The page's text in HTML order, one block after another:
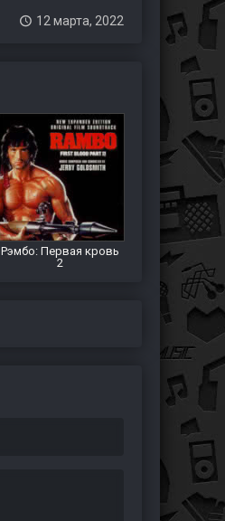
12 марта, 2022
Рэмбо: Первая кровь
2